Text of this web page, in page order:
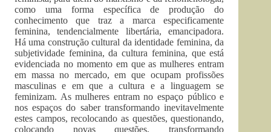
como uma forma específica de produção do
conhecimento que traz a marca especificamente
feminina, tendencialmente libertária, emancipadora.
Há uma construção cultural da identidade feminina, da
subjetividade feminina, da cultura feminina, que está
evidenciada no momento em que as mulheres entram
em massa no mercado, em que ocupam profissões
masculinas e em que a cultura e a linguagem se
feminizam. As mulheres entram no espaço público e
nos espaços do saber transformando inevitavelmente
estes campos, recolocando as questões, questionando,
colocando novas questões, transformando